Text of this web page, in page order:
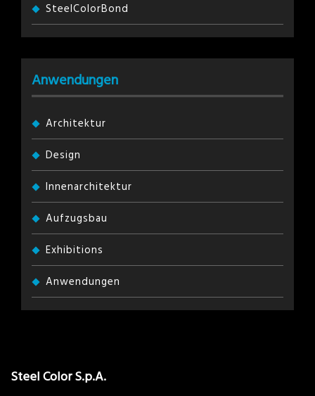
SteelColorBond
Anwendungen
Architektur
Design
Innenarchitektur
Aufzugsbau
Exhibitions
Anwendungen
Steel Color S.p.A.